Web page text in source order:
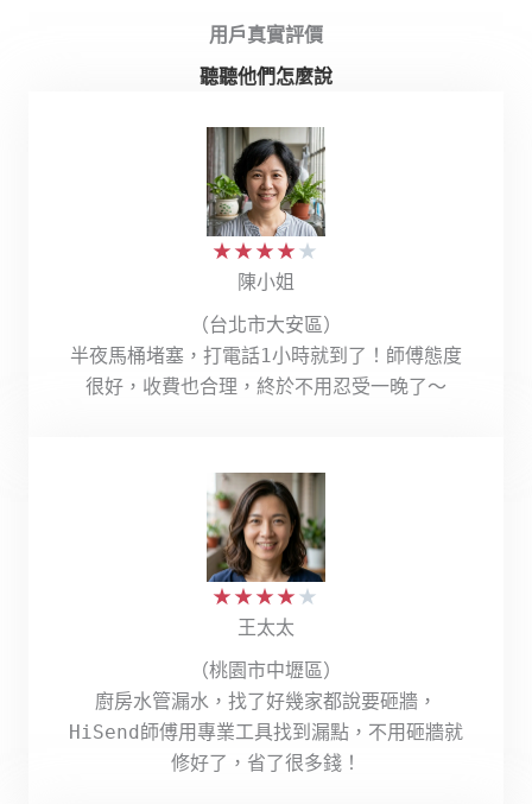
用戶真實評價
聽聽他們怎麼說
★ ★ ★ ★ ★
陳小姐
（台北市大安區）
半夜馬桶堵塞，打電話1小時就到了！師傅態度
很好，收費也合理，終於不用忍受一晚了～
★ ★ ★ ★ ★
王太太
（桃園市中壢區）
廚房水管漏水，找了好幾家都說要砸牆，
HiSend師傅用專業工具找到漏點，不用砸牆就
修好了，省了很多錢！